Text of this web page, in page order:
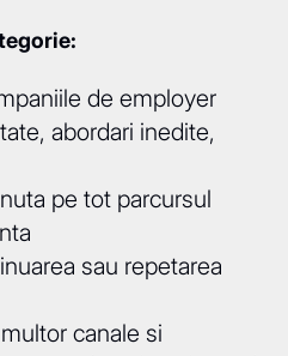
de employer
abordari inedite,
pe tot parcursul
sau repetarea
canale si